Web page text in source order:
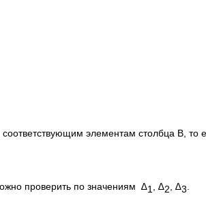
элементам столбца В, то
проверить по значениям ∆1 , ∆2 , ∆3